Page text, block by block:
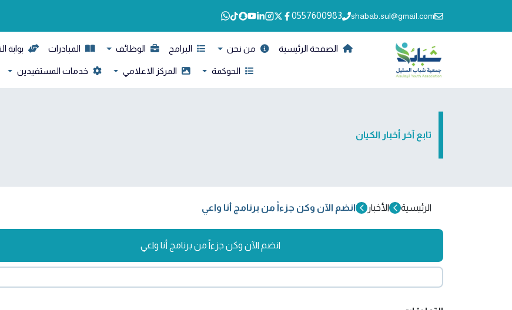
shabab.sul@gmail.com
0557600983
الصفحة الرئيسية من نحن البرامج الوظائف المبادرات بوابة
الحوكمة المركز الاعلامي خدمات المستفيدين
تابع آخر أخبار الكيان
الرئيسية الأخبار انضم الآن وكن جزءاً من برنامج أنا واعي
انضم الآن وكن جزءاً من برنامج أنا واعي